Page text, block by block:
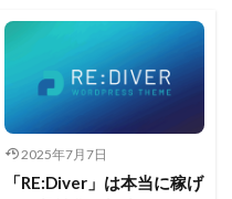
2025年7月7日
「RE:Diver」は本当に稼げ